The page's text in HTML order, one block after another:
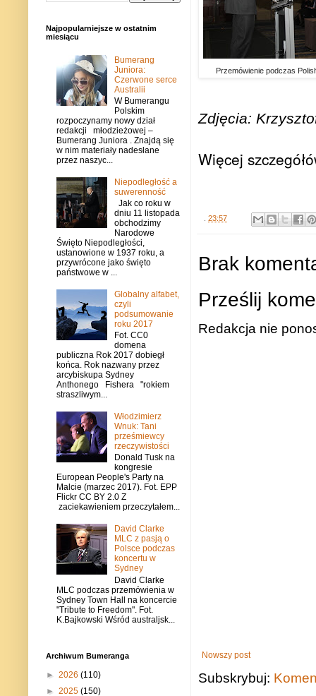
Przemówienie podczas
Zdjęcia:
Więcej
23:57
Brak
Prześlij
Redakcja nie
Nowszy post
Subskrybuj:
Najpopularniejsze w ostatnim
miesiącu
Bumerang
Juniora:
Czerwone serce
Australii
W Bumerangu
Polskim
rozpoczynamy nowy dział
redakcji młodzieżowej –
Bumerang Juniora . Znajdą się
w nim materiały nadesłane
przez naszyc...
Niepodległość a
suwerenność
Jak co roku w
dniu 11 listopada
obchodzimy
Narodowe
Święto Niepodległości,
ustanowione w 1937 roku, a
przywrócone jako święto
państwowe w ...
Globalny alfabet,
czyli
podsumowanie
roku 2017
Fot. CC0
domena
publiczna Rok 2017 dobiegł
końca. Rok nazwany przez
arcybiskupa Sydney
Anthonego Fishera "rokiem
straszliwym...
Włodzimierz
Wnuk: Tani
prześmiewcy
rzeczywistości
Donald Tusk na
kongresie
European People's Party na
Malcie (marzec 2017). Fot. EPP
Flickr CC BY 2.0 Z
zaciekawieniem przeczytałem...
David Clarke
MLC z pasją o
Polsce podczas
koncertu w
Sydney
David Clarke
MLC podczas przemówienia w
Sydney Town Hall na koncercie
"Tribute to Freedom". Fot.
K.Bajkowski Wśród australjsk...
Archiwum Bumeranga
► 2026 (110)
► 2025 (150)